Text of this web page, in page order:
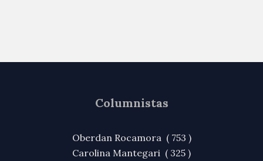
Columnistas
Oberdan Rocamora ( 753 )
Carolina Mantegari ( 325 )